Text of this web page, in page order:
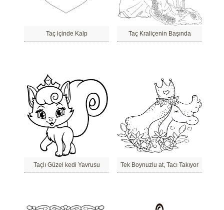
Taç içinde Kalp Taç Kraliçenin Başında
Taçlı Güzel kedi Yavrusu Tek Boynuzlu at, Tacı Takıyor